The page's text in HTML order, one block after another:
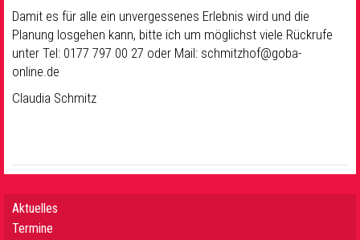
Damit es für alle ein unvergessenes Erlebnis wird und die
Planung losgehen kann, bitte ich um möglichst viele Rückrufe
unter Tel: 0177 797 00 27 oder Mail: schmitzhof@goba-
online.de
Claudia Schmitz
Aktuelles
Termine